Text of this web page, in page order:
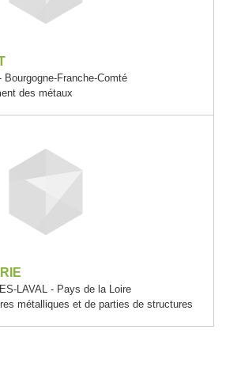
Franche-Comté
des métaux
LAVAL - Pays de la Loire
métalliques et de parties de structures